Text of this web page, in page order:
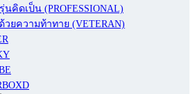
นคิดเป็น (PROFESSIONAL)
วยความท้าทาย (VETERAN)